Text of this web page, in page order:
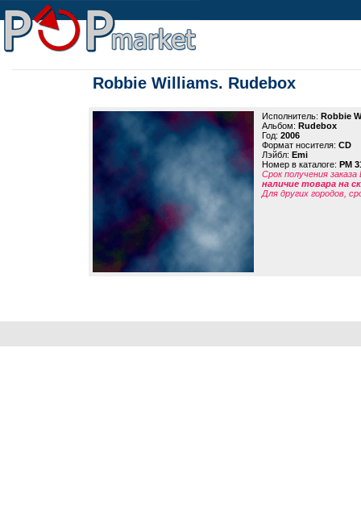
Robbie Williams. Rudebox
Исполнитель: Robbie
Альбом: Rudebox
Год: 2006
Формат носителя: CD
Лэйбл: Emi
Номер в каталоге: PM
Срок получения
наличие товара на
Для других городов,